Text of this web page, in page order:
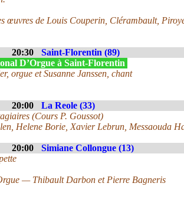
œuvres de Louis Couperin, Clérambault,
20:30
Saint-Florentin (89)
D’Orgue à Saint-Florentin
orgue et Susanne Janssen, chant
20:00
La Reole (33)
(Cours P. Goussot)
Helene Borie, Xavier Lebrun, Messaouda
20:00
Simiane Collongue (13)
— Thibault Darbon et Pierre Bagneris